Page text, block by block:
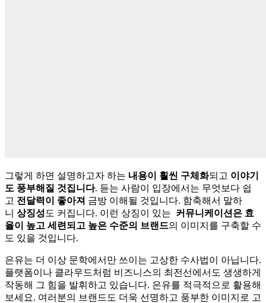
그렇게 하면 설명하고자 하는 내용이 훨씬 구체화되고 이야기
도 풍부해질 것집니다. 듣는 사람이 입장에서는 무엇보다 쉽
고 전달력이 좋아져 금방 이해될 것입니다. 함축해서 말하
니 상징성도 커집니다. 이런 상징이 있는 커뮤니케이션은 효
율이 높고 세련되고 높은 수준의 브랜드의 이미지를 구축할 수
도 있을 것입니다.
은유는 더 이상 문학에서만 쓰이는 고상한 수사법이 아닙니다.
플랫폼이나 클라우드처럼 비즈니스의 최전선에서도 생생하게
작동해 그 힘을 발휘하고 있습니다. 은유를 적극적으로 활용해
보세요. 여러분의 브랜드도 더욱 선명하고 풍부한 이미지로 고